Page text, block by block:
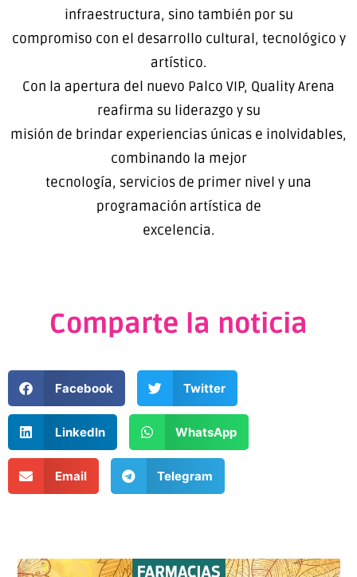
infraestructura, sino también por su
compromiso con el desarrollo cultural, tecnológico y
artístico.
Con la apertura del nuevo Palco VIP, Quality Arena
reafirma su liderazgo y su
misión de brindar experiencias únicas e inolvidables,
combinando la mejor
tecnología, servicios de primer nivel y una
programación artística de
excelencia.
Comparte la noticia
Facebook Twitter
LinkedIn WhatsApp
Email Telegram